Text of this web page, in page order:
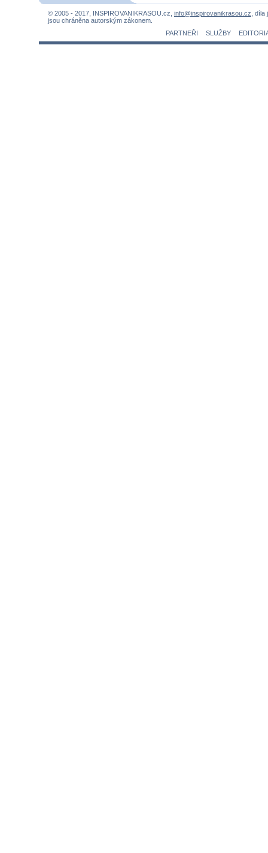
© 2005 - 2017, INSPIROVANIKRASOU.cz, info@inspirovanikrasou.cz ,
jsou chráněna autorským zákonem.
PARTNEŘI
SLUŽBY